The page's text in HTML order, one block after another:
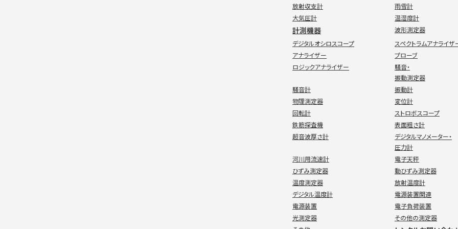
放射収支計
雨雪計
大気圧計
温湿度計
計測機器
波形測定器
デジタルオシロスコープ
スペクトラムアナライザ
アナライザー
プローブ
ロジックアナライザー
騒音・
振動測定器
騒音計
振動計
物理測定器
変位計
回転計
ストロボスコープ
鉄筋探査機
表面粗さ計
超音波厚さ計
デジタルマノメーター・
圧力計
河川用流速計
電子天秤
ひずみ測定器
動ひずみ測定器
温度測定器
放射温度計
デジタル温度計
電源装置関連
電源装置
電子負荷装置
光測定器
その他の測定器